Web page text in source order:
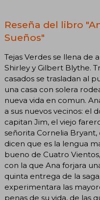
Reseña del libro
Sueños"
Tejas Verdes se llena de
Shirley y Gilbert Blythe.
casados se trasladan al
una casa con solera
nueva vida en comun.
a sus nuevos vecinos: el
capitan Jim, el viejo
señorita Cornelia Bryant,
dicen que es la lengua
bueno de Cuatro
con la que Ana forjara
quinta entrega de la
experimentara las
penas de su vida, de las